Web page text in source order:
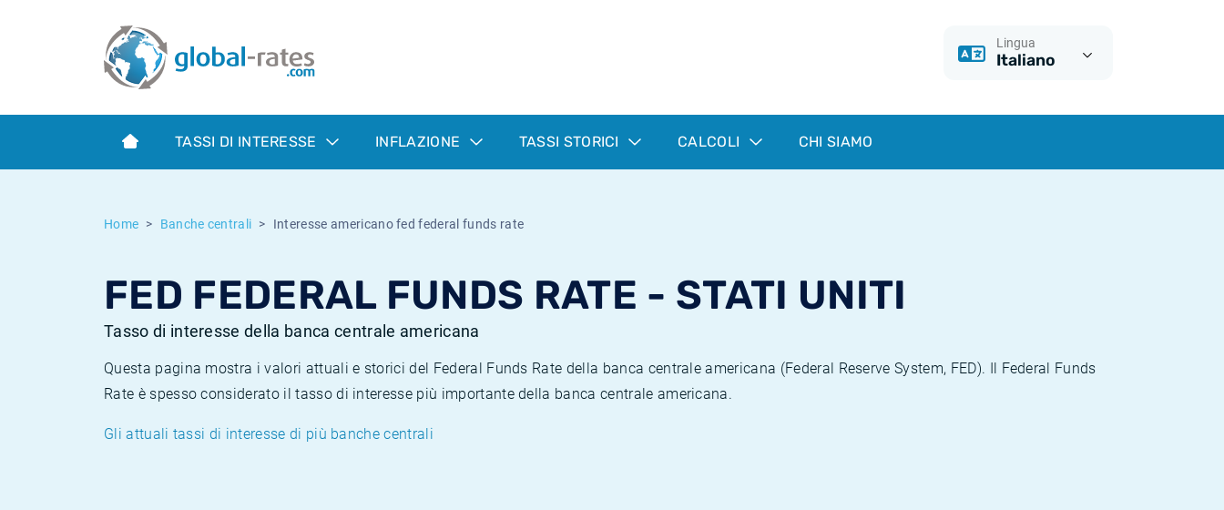
Lingua
Italiano
TASSI DI INTERESSE INFLAZIONE TASSI STORICI CALCOLI CHI SIAMO
Home Banche centrali Interesse americano fed federal funds rate
FED FEDERAL FUNDS RATE - STATI UNITI
Tasso di interesse della banca centrale americana
Questa pagina mostra i valori attuali e storici del Federal Funds Rate della banca centrale americana (Federal Reserve System, FED). Il Federal Funds
Rate è spesso considerato il tasso di interesse più importante della banca centrale americana.
Gli attuali tassi di interesse di più banche centrali
Term SOFR
Cos'è l'inflazione CPI?
Cos'è l'inflazione HICP?
Inflazione Svizzera
Tassi storici Euribor
Tassi storici di ESTER
Tassi di inflazione storici
Calcolatore dell’inflazione